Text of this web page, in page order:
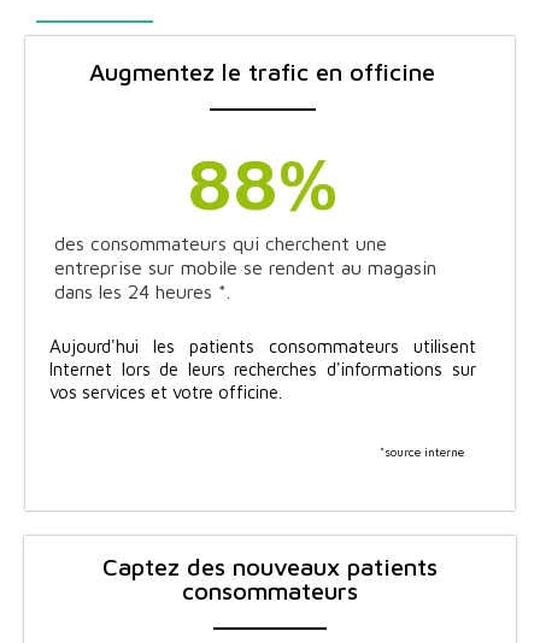
Augmentez le trafic en officine
88%
des consommateurs qui cherchent une
entreprise sur mobile se rendent au magasin
dans les 24 heures *.
Aujourd'hui les patients consommateurs utilisent
Internet lors de leurs recherches d'informations sur
vos services et votre officine.
*source interne
Captez des nouveaux patients
consommateurs